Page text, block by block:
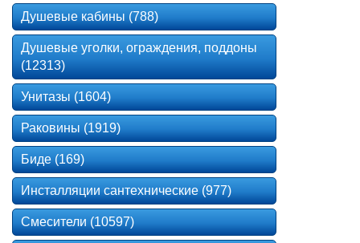
Душевые кабины (788)
Душевые уголки, ограждения, поддоны
(12313)
Унитазы (1604)
Раковины (1919)
Биде (169)
Инсталляции сантехнические (977)
Смесители (10597)